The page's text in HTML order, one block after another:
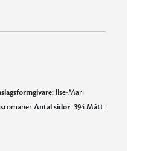
Ilse-Mari
Antal sidor:394Mått: